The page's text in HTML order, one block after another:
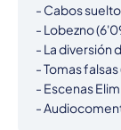
- Cabos
- Lobezno
- La diversión
- Tomas
- Escenas
-